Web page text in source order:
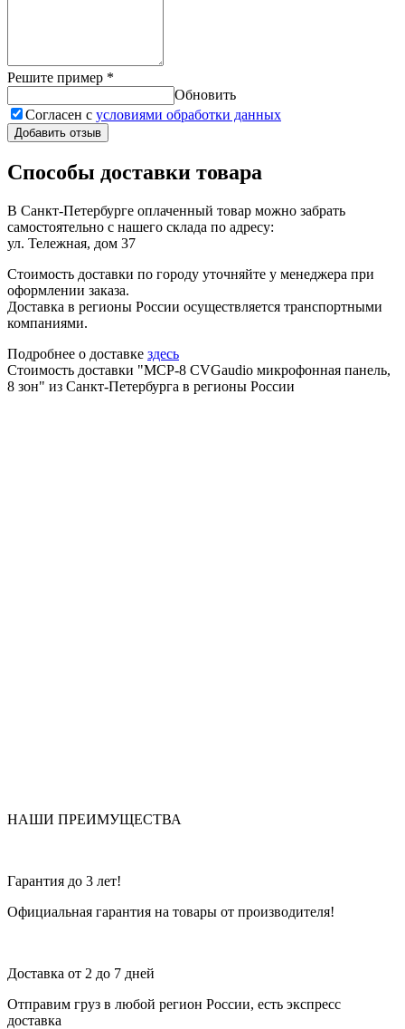
Решите пример *
Обновить
Согласен с условиями обработки данных
Добавить отзыв
Способы доставки товара
В Санкт-Петербурге оплаченный товар можно забрать
самостоятельно с нашего склада по адресу:
ул. Тележная, дом 37
Стоимость доставки по городу уточняйте у менеджера при
оформлении заказа.
Доставка в регионы России осуществляется транспортными
компаниями.
Подробнее о доставке здесь
Стоимость доставки "MCP-8 CVGaudio микрофонная панель,
8 зон" из Санкт-Петербурга в регионы России
НАШИ ПРЕИМУЩЕСТВА
Гарантия до 3 лет!
Официальная гарантия на товары от производителя!
Доставка от 2 до 7 дней
Отправим груз в любой регион России, есть экспресс
доставка